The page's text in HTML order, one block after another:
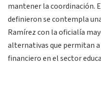
mantener la coordinación.
definieron se contempla
Ramírez con la oficialía
alternativas que permitan
financiero en el sector